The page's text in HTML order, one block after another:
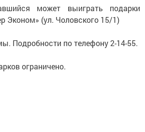
может выиграть подарки
Эконом» (ул. Чоловского 15/1)
Подробности по телефону 2-14-55.
ограничено.